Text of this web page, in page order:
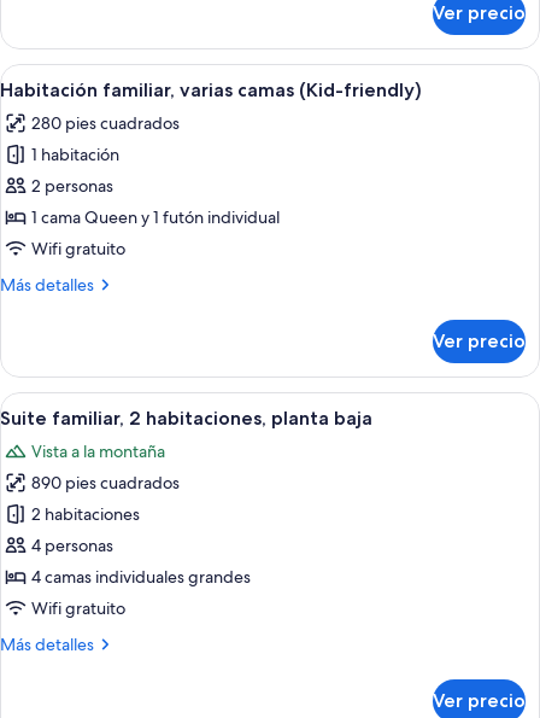
2
camas
individuales
(Pet-
friendly)
Prestigio
con
2
individuales,
2
camas
individuales
(Pet-
friendly)
Ver precio
Abrir
todas
las
fotos
de
Habitación
familiar,
camas
Una habitación de hotel con una
11
Habitación familiar, varias camas (Kid-friendly)
280 pies cuadrados
1 habitación
2 personas
1 cama Queen y 1 futón individual
Wifi gratuito
Más detalles
Más
familiar,
varias
camas
friendly)
Ver precio
Abrir
todas
las
fotos
de
Suite
familiar,
2
habitaciones,
planta
Una habitación de hotel con una
5
Suite familiar, 2 habitaciones, planta baja
Vista a la montaña
890 pies cuadrados
2 habitaciones
4 personas
4 camas individuales grandes
Wifi gratuito
Más detalles
Más
Ver precio